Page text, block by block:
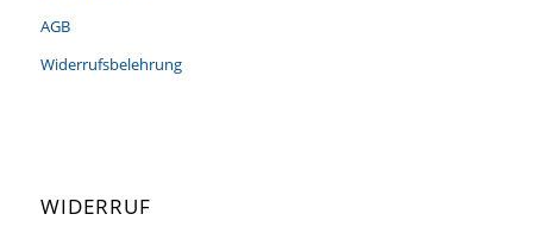
AGB
Widerrufsbelehrung
WIDERRUF